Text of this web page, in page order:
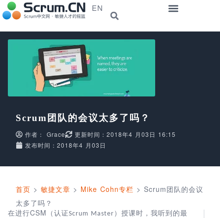
EN
Scrum团队的会议太多了吗？
作者： Grace
更新时间：2018年4 月03日 16:15
发布时间：2018年4 月03日
首页 > 敏捷文章 > Mike Cohn专栏 > Scrum团队的会议
太多了吗？
在进行CSM （认证Scrum Master ）授课时，我听到的最